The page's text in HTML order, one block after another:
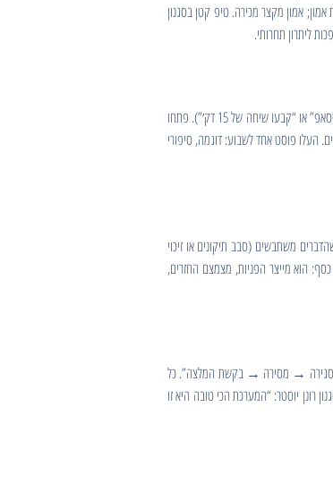
“תחזוקת אתר + עדכונים” או “צילום מוצר חודשי עד 30 פריטים”). שקיפות מייצרת אמון; אמון מקצר מכירה. טיפ קטן בסגנון
העלו פוסט אחד לשבוע: דוגמה, סיפורי
משתבשים (סבב תיקונים או זיכוי
הוא מייצר הפניות, מצמצם החזרים,
→ מסירה → בקשת המלצה”. כל
רונן יוסטר: “המערכת הכי טובה היא זו